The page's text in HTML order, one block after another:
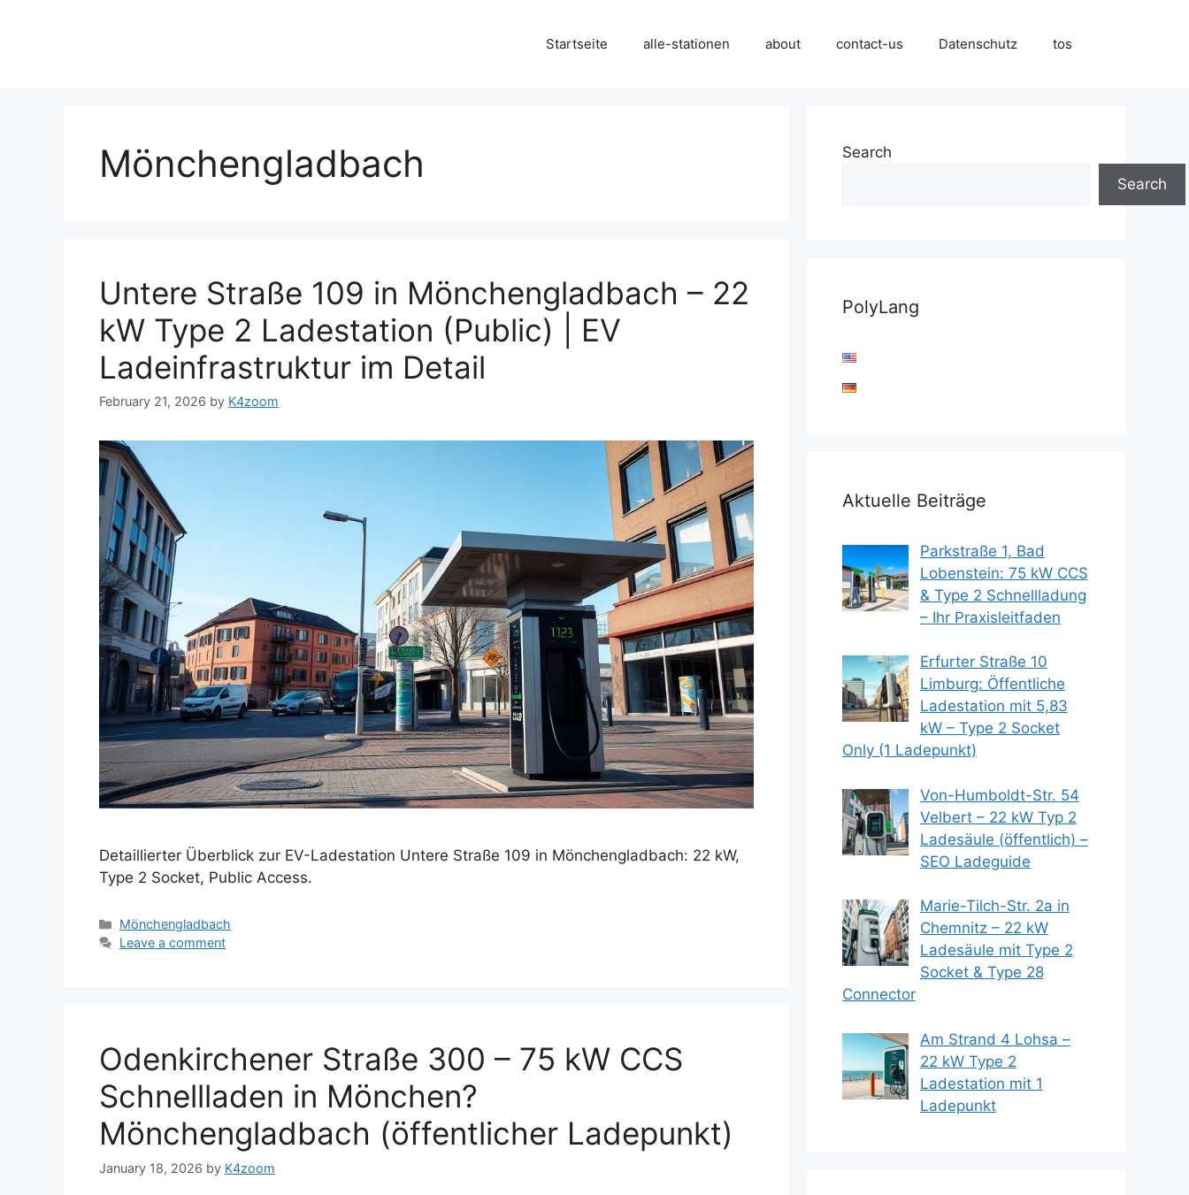
Startseite alle-stationen about contact-us Datenschutz tos
Mönchengladbach
Untere Straße 109 in Mönchengladbach – 22
kW Type 2 Ladestation (Public) | EV
Ladeinfrastruktur im Detail
February 21, 2026 by K4zoom
Detaillierter Überblick zur EV-Ladestation Untere Straße 109 in Mönchengladbach: 22 kW,
Type 2 Socket, Public Access.
Categories
Mönchengladbach
Leave a comment
Odenkirchener Straße 300 – 75 kW CCS
Schnellladen in Mönchen?
Mönchengladbach (öffentlicher Ladepunkt)
January 18, 2026 by K4zoom
Search
Search
PolyLang
Aktuelle Beiträge
Parkstraße 1, Bad
Lobenstein: 75 kW CCS
& Type 2 Schnellladung
– Ihr Praxisleitfaden
Erfurter Straße 10
Limburg: Öffentliche
Ladestation mit 5,83
kW – Type 2 Socket
Only (1 Ladepunkt)
Von-Humboldt-Str. 54
Velbert – 22 kW Typ 2
Ladesäule (öffentlich) –
SEO Ladeguide
Marie-Tilch-Str. 2a in
Chemnitz – 22 kW
Ladesäule mit Type 2
Socket & Type 28
Connector
Am Strand 4 Lohsa –
22 kW Type 2
Ladestation mit 1
Ladepunkt